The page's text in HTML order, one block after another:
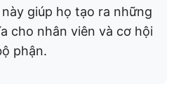
giúp họ tạo ra những
cho nhân viên và cơ hội
phận.